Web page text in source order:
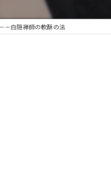
－白隠禅師の軟酥の法